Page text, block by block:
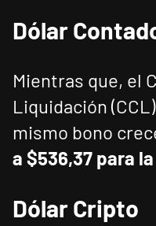
Dólar
Mientras que, el
Liquidación
mismo bono
a $536,37 para
Dólar Cripto